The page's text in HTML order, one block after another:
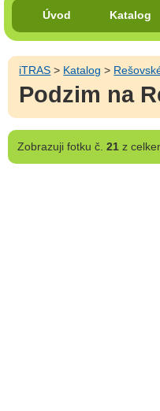
Úvod Katalog
iTRAS > Katalog >
Podzim na
Zobrazujifotku č. 21z